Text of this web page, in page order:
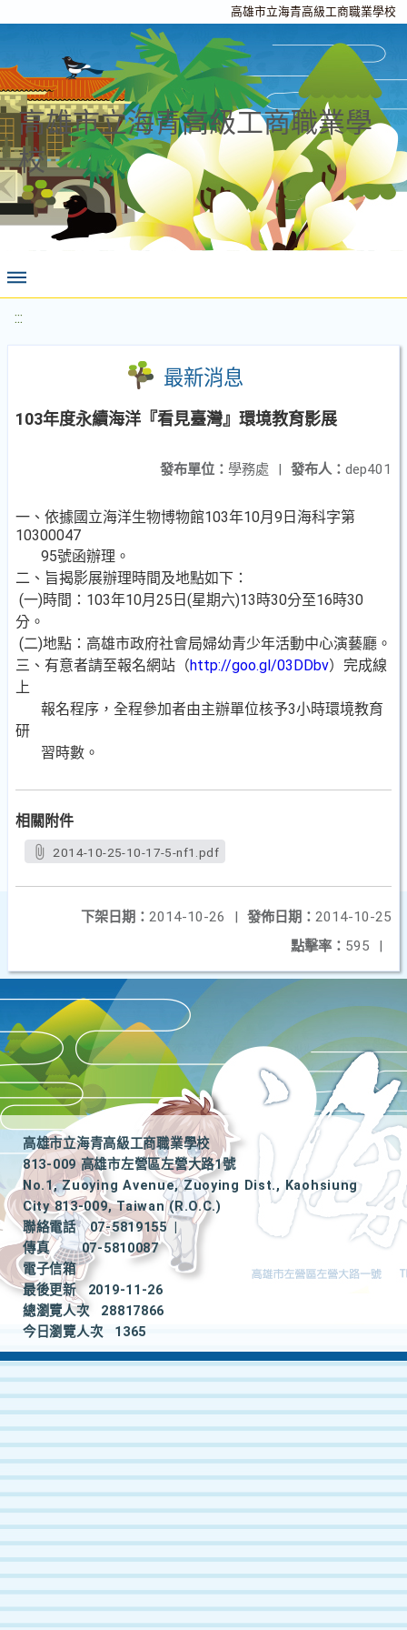
高雄市立海青高級工商職業學校
高雄市立海青高級工商職業學
校
:::
最新消息
103年度永續海洋『看見臺灣』環境教育影展
發布人： dep401
發布單位： 學務處 |
一、依據國立海洋生物博物館103年10月9日海科字第
10300047
95號函辦理。
二、旨揭影展辦理時間及地點如下：
(一)時間：103年10月25日(星期六)13時30分至16時30
分。
(二)地點：高雄市政府社會局婦幼青少年活動中心演藝廳。
三、有意者請至報名網站（http://goo.gl/03DDbv）完成線
上
報名程序，全程參加者由主辦單位核予3小時環境教育
研
習時數。
相關附件
2014-10-25-10-17-5-nf1.pdf
發佈日期： 2014-10-25
下架日期： 2014-10-26
|
點擊率： 595 |
高雄市立海青高級工商職業學校
813-009 高雄市左營區左營大路1號
No.1, Zuoying Avenue, Zuoying Dist., Kaohsiung
City 813-009, Taiwan (R.O.C.)
聯絡電話
07-5819155
|
傳真
07-5810087
電子信箱
最後更新
2019-11-26
總瀏覽人次
28817866
今日瀏覽人次
1365